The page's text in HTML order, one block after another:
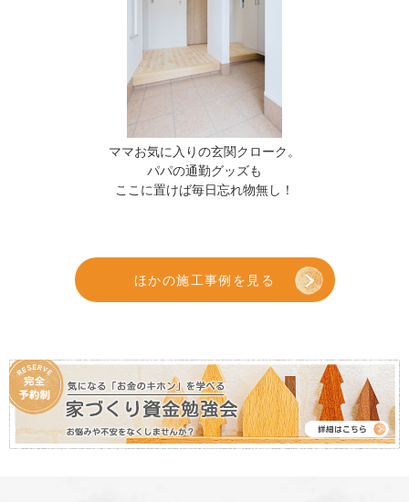
ママお気に入りの玄関クローク。
パパの通勤グッズも
ここに置けば毎日忘れ物無し！
ほかの施工事例を見る